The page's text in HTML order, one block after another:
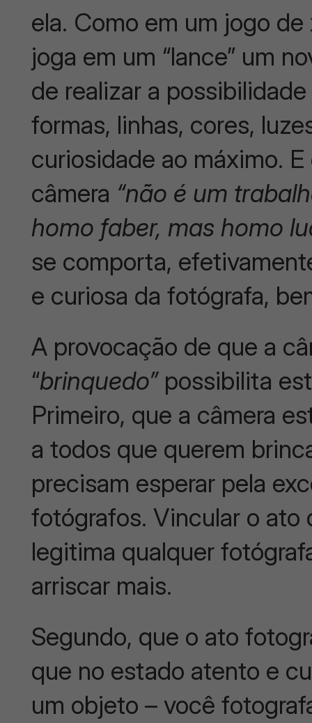
ela. Como em um jogo
joga em um “lance” um
de realizar a
formas, linhas, cores,
curiosidade ao máximo.
câmera “não é um
homo faber, mas homo
se comporta,
e curiosa da fotógrafa,
A provocação de que a
“brinquedo”possibilita
Primeiro, que a câmera
a todos que querem
precisam esperar pela
fotógrafos. Vincular o ato
legitima qualquer
arriscar mais.
Segundo, que o ato
que no estado atento e
um objeto – você